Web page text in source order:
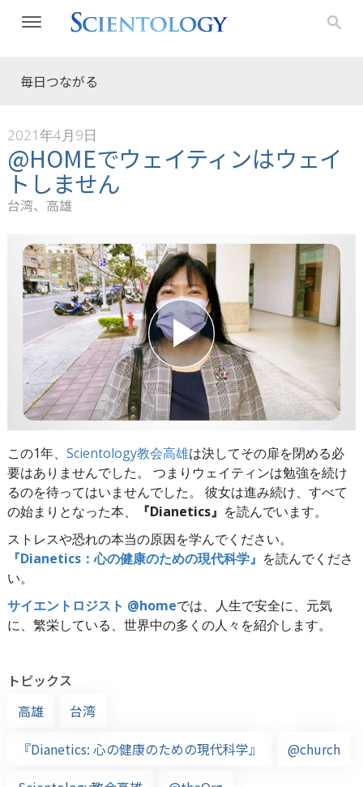
毎日つながる
2021年4月9日
@HOMEでウェイティンはウェイ
トしません
台湾、高雄
この1年、 Scientology教会高雄は決してその扉を閉める必
要はありませんでした。 つまりウェイティンは勉強を続け
るのを待ってはいませんでした。 彼女は進み続け、すべて
の始まりとなった本、
『Dianetics』 を読んでいます。
ストレスや恐れの本当の原因を学んでください。
『Dianetics：心の健康のための現代科学』 を読んでくださ
い。
サイエントロジスト @homeでは、人生で安全に、元気
に、繁栄している、世界中の多くの人々を紹介します。
トピックス
高雄
台湾
『Dianetics: 心の健康のための現代科学』
@church